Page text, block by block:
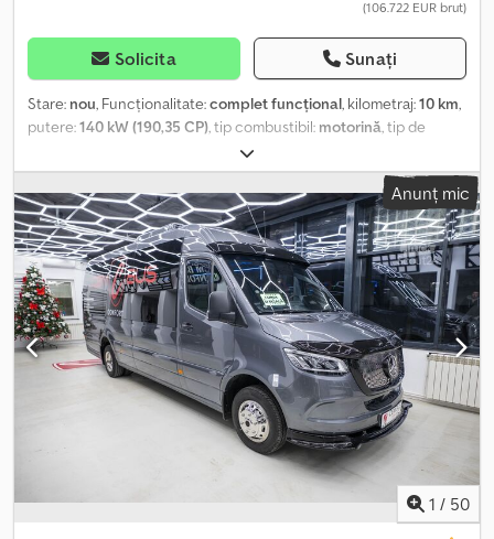
(106.722 EUR brut)
Solicita Sunați
Stare: nou, Funcționalitate:complet funcțional, kilometraj:10 km,
putere:140 kW (190,35 CP), tip combustibil: motorină, tip de
, configurație ax:
culoare:gri deschis, suspensie:lamă parabolică (arcură),
dimensiunea anvelopei:R16, An de fabricație:2026, Dotări:ABS,
Android Auto, Apple CarPlay, Bluetooth, Port USB, Tahograf, aer
condiționat, airbag, anvelope de vară, cameră video pentru
marșarier, compresor, computer de bord, controlul tracțiunii,
filtru de particule, pilot automat de viteză, program electronic
de stabilitate (ESP), senzori de parcare, servodirecție, sistem de
navigație, închidere centralizată, încălzitor staționar,
Mercedes-Benz Sprinter 519 CDI 19+1+1 VIP , 170 CP ✨ 19+1+1
locuri – complet carosat și pregătit de drum ⚡ Faruri LED +
stopuri LED ⚡ Cutie de viteze automată ⚡ Aer condiționat șofer ⚡
Dotări de top din fabrică ⚡ Navigație MBUX 11 inch ⚡ 19 scaune cu
centuri de siguranță în 3 puncte ⚡ Scaun pentru ghid + microfon
Bosch ⚡ Antenă auto + stație radio President ⚡ Geamuri
termopan duble negre + lunete aplicate ⚡ Tubulatură aer
condiționat din aluminiu– calitate premium ❄️ ⚡ Exterior
Anunț mic
1 / 50